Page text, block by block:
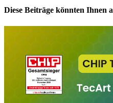
Diese Beiträge könnten Ihnen